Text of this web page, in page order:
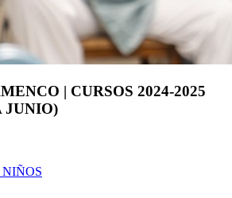
| CURSOS 2024-2025
JUNIO)